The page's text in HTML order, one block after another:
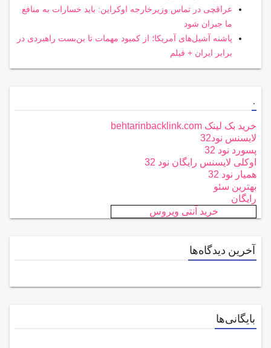
عراقچی در تماس وزیرخارجه اوکراین: باید خسارات به منافع
ما جبران شود
پاشنه آشیل‌های آمریکا؛ از کمبود مهمات تا بن‌بست راهبردی در
برابر ایران + فیلم
.
خرید بک لینک behtarinbacklink.com
لایسنس نود32
پسورد نود 32
اوکلی لایسنس رایگان نود 32
همیار نود 32
بهترین سئو
رایگان
خرید آنتی ویروس
آخرین دیدگاه‌ها
بایگانی‌ها